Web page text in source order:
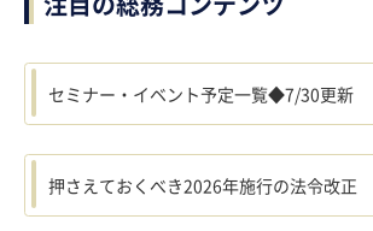
セミナー・イベント予定一覧◆7/30更新
押さえておくべき2026年施行の法令改正